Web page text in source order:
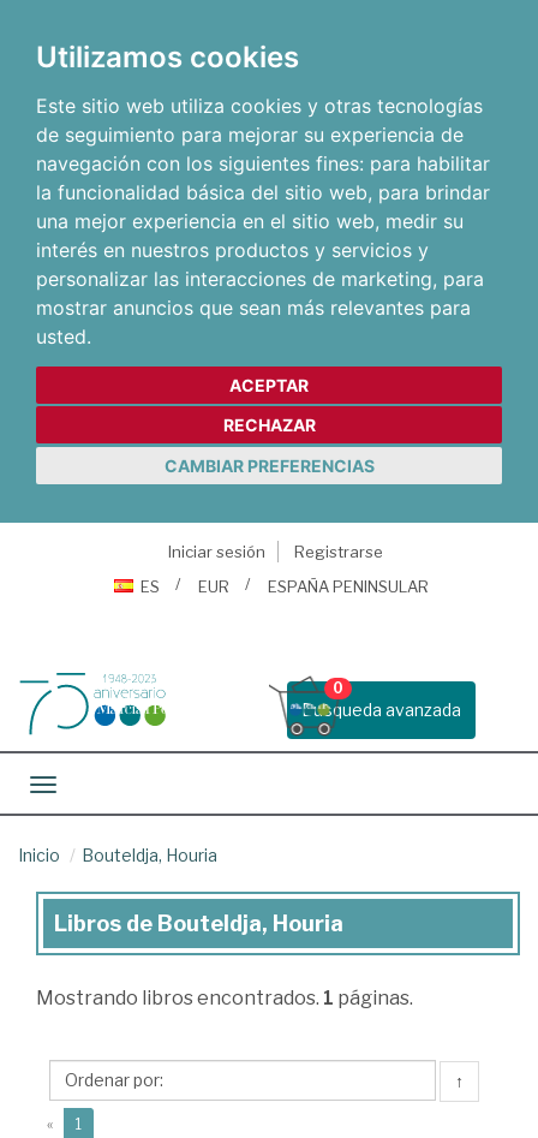
Utilizamos cookies
Este sitio web utiliza cookies y otras tecnologías
de seguimiento para mejorar su experiencia de
navegación con los siguientes fines: para habilitar
la funcionalidad básica del sitio web, para brindar
una mejor experiencia en el sitio web, medir su
interés en nuestros productos y servicios y
personalizar las interacciones de marketing, para
mostrar anuncios que sean más relevantes para
usted.
ACEPTAR
RECHAZAR
CAMBIAR PREFERENCIAS
Iniciar sesión
Registrarse
ES
EUR ESPAÑA PENINSULAR
Busqueda avanzada
0
Toggle navigation
Inicio Bouteldja, Houria
Libros
Bouteldja,
Libros de Bouteldja, Houria
Mostrando libros encontrados. 1 páginas.
↑
« 1